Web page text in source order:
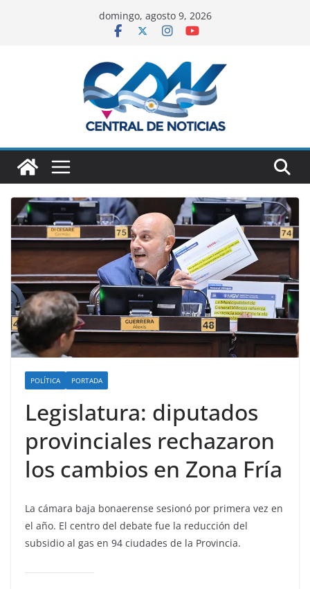
domingo, agosto 9, 2026
POLÍTICA PORTADA
Legislatura: diputados
provinciales rechazaron
los cambios en Zona Fría
La cámara baja bonaerense sesionó por primera vez en
el año. El centro del debate fue la reducción del
subsidio al gas en 94 ciudades de la Provincia.